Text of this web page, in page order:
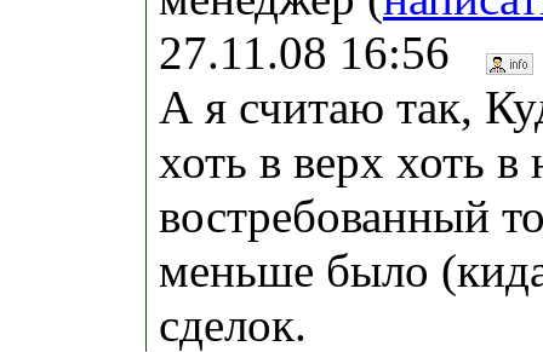
27.11.08 16:56
А я считаю так,
хоть в верх хоть в
востребованный
меньше было
сделок.